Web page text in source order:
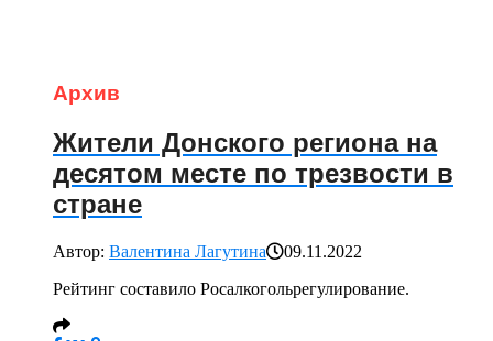
Архив
Жители Донского региона на
десятом месте по трезвости в
стране
Автор: Валентина Лагутина
09.11.2022
Рейтинг составило Росалкогольрегулирование.